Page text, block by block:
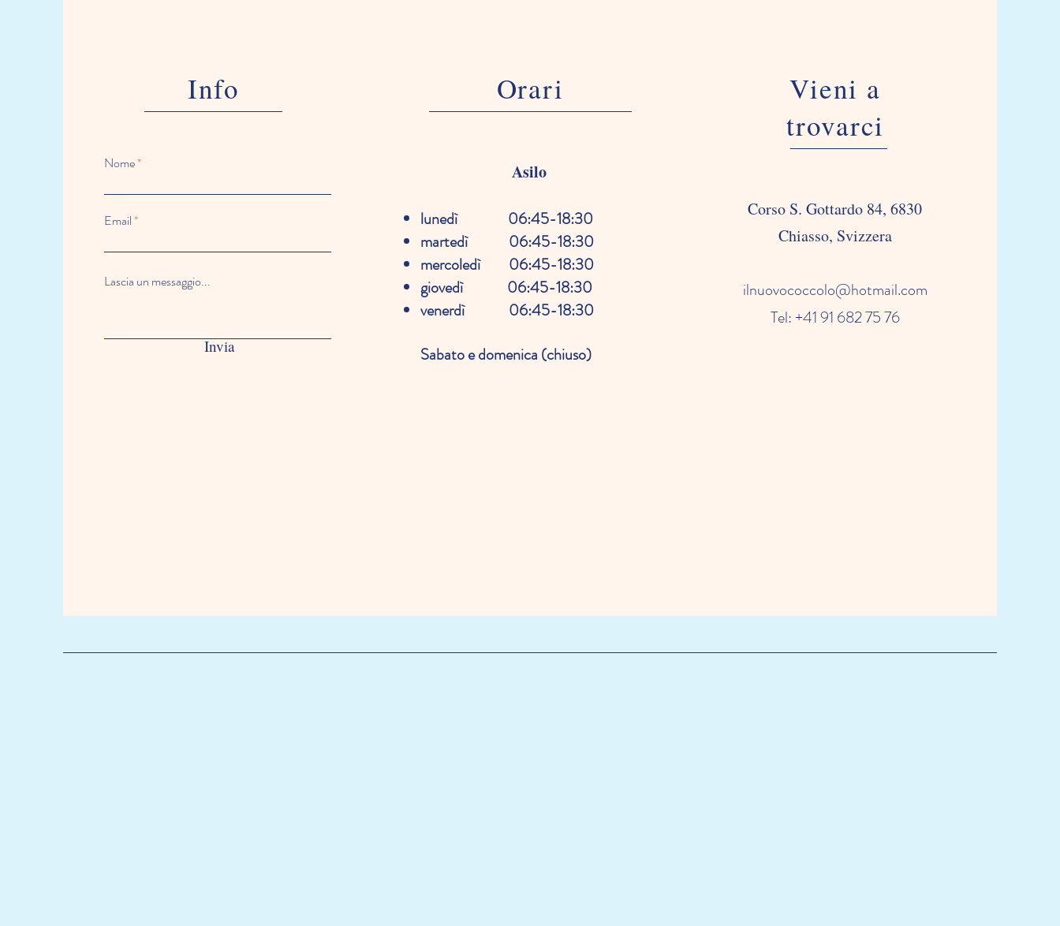
Info
Nome
Email
Lascia un messaggio...
Invia
Orari
Asilo
lunedì 06:45-18:30
martedì 06:45-18:30
mercoledì 06:45-18:30
giovedì 06:45-18:30
venerdì 06:45-18:30
Sabato e domenica (chiuso)
Vieni a
trovarci
Corso S. Gottardo 84, 6830
Chiasso, Svizzera
ilnuovococcolo@hotmail.com
Tel: +41 91 682 75 76